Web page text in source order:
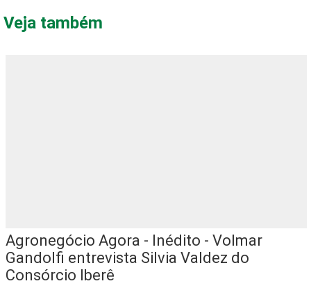
Veja também
Agronegócio Agora - Inédito - Volmar
Gandolfi entrevista Silvia Valdez do
Consórcio Iberê